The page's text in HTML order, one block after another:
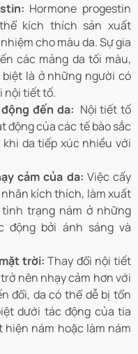
Hormone progestin
kích thích sản xuất
cho màu da. Sự gia
các mảng da tối màu,
là ở những người có
nội tiết tố.
đến da: Nội tiết tố
động của các tế bào sắc
da tiếp xúc nhiều với
cảm của da: Việc cấy
kích thích, làm xuất
trạng nám ở những
động bởi ánh sáng và
trời: Thay đổi nội tiết
nên nhạy cảm hơn với
đổi, da có thể dễ bị tổn
dưới tác động của tia
hiện nám hoặc làm nám